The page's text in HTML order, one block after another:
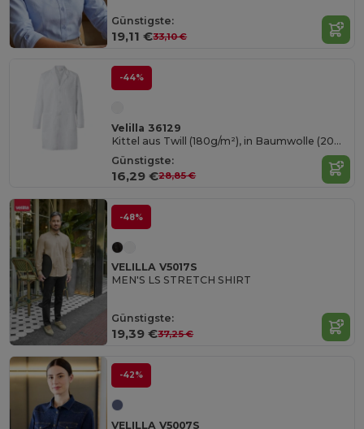
Günstigste:
19,11 €33,10 €
-44%
Velilla 36129
Kittel aus Twill (180g/m²), in Baumwolle (20%) und Polyester (80%)
Günstigste:
16,29 €28,85 €
-48%
VELILLA V5017S
MEN'S LS STRETCH SHIRT
Günstigste:
19,39 €37,25 €
-42%
VELILLA V5007S